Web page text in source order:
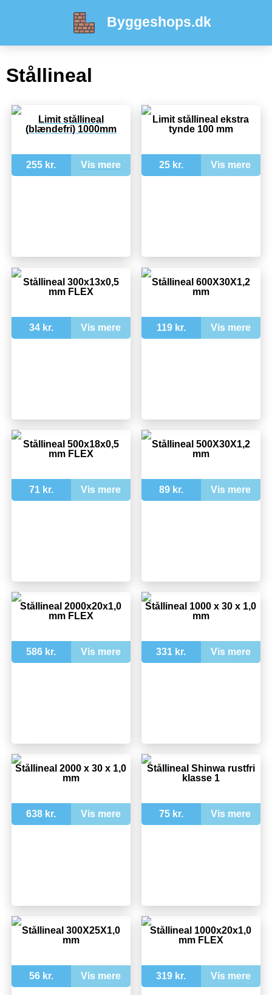
Byggeshops.dk
Stållineal
Limit stållineal
(blændefri) 1000mm
255 kr. Vis mere
Limit stållineal ekstra
tynde 100 mm
25 kr. Vis mere
Stållineal 300x13x0,5
mm FLEX
34 kr. Vis mere
Stållineal 600X30X1,2
mm
119 kr. Vis mere
Stållineal 500x18x0,5
mm FLEX
71 kr. Vis mere
Stållineal 500X30X1,2
mm
89 kr. Vis mere
Stållineal 2000x20x1,0
mm FLEX
586 kr. Vis mere
Stållineal 1000 x 30 x 1,0
mm
331 kr. Vis mere
Stållineal 2000 x 30 x 1,0
mm
638 kr. Vis mere
Stållineal Shinwa rustfri
klasse 1
75 kr. Vis mere
Stållineal 300X25X1,0
mm
56 kr. Vis mere
Stållineal 1000x20x1,0
mm FLEX
319 kr. Vis mere